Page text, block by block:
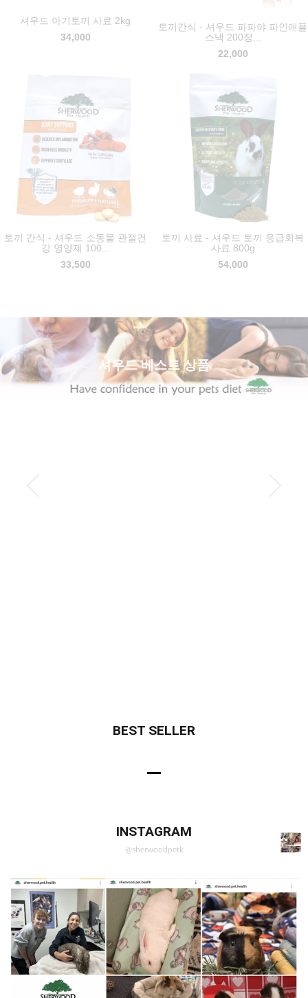
셔우드 아기토끼 사료 2kg
34,000
토끼간식 - 셔우드 파파야 파인애플
스낵 200정...
22,000
토끼 간식 - 셔우드 소동물 관절건
강 영양제 100...
33,500
토끼 사료 - 셔우드 토끼 응급회복
사료 800g
54,000
셔우드 아기토끼 사료 2kg
34,000
토끼간식 - 셔우드 파파야 파인애플
스낵 200정...
22,000
토끼 간식 - 셔우드 소동물 관절건
강 영양제 100...
33,500
토끼 사료 - 셔우드 토끼 응급회복
사료 800g
54,000
셔우드 베스트 상품
BEST SELLER
INSTAGRAM
@sherwoodpetk